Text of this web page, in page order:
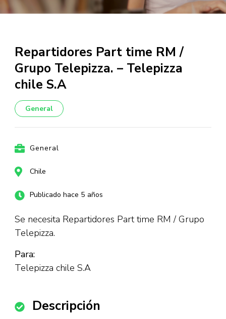
Repartidores Part time RM /
Grupo Telepizza. – Telepizza
chile S.A
General
General
Chile
Publicado hace 5 años
Se necesita Repartidores Part time RM / Grupo
Telepizza.
Para:
Telepizza chile S.A
Descripción